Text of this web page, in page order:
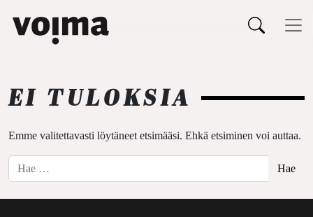
Päävalikko
EI TULOKSIA
Emme valitettavasti löytäneet etsimääsi. Ehkä etsiminen voi auttaa.
Hae: